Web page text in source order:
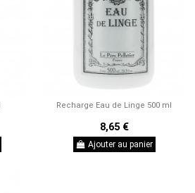
Recharge Eau de Linge 500 ml
8,65 €
Ajouter au panier